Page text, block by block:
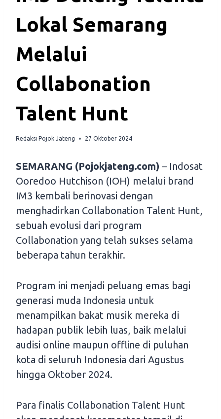
Lokal Semarang
Melalui
Collabonation
Talent Hunt
Redaksi Pojok Jateng 27 Oktober 2024
SEMARANG (Pojokjateng.com) – Indosat
Ooredoo Hutchison (IOH) melalui brand
IM3 kembali berinovasi dengan
menghadirkan Collabonation Talent Hunt,
sebuah evolusi dari program
Collabonation yang telah sukses selama
beberapa tahun terakhir.
Program ini menjadi peluang emas bagi
generasi muda Indonesia untuk
menampilkan bakat musik mereka di
hadapan publik lebih luas, baik melalui
audisi online maupun offline di puluhan
kota di seluruh Indonesia dari Agustus
hingga Oktober 2024.
Para finalis Collabonation Talent Hunt